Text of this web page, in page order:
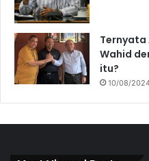
Ternyata
Wahid
itu?
10/08/